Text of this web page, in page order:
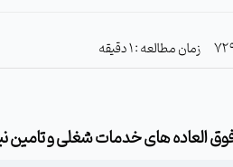
زمان مطالعه : 1 دقیقه
العاده های خدمات شغلی و تامین